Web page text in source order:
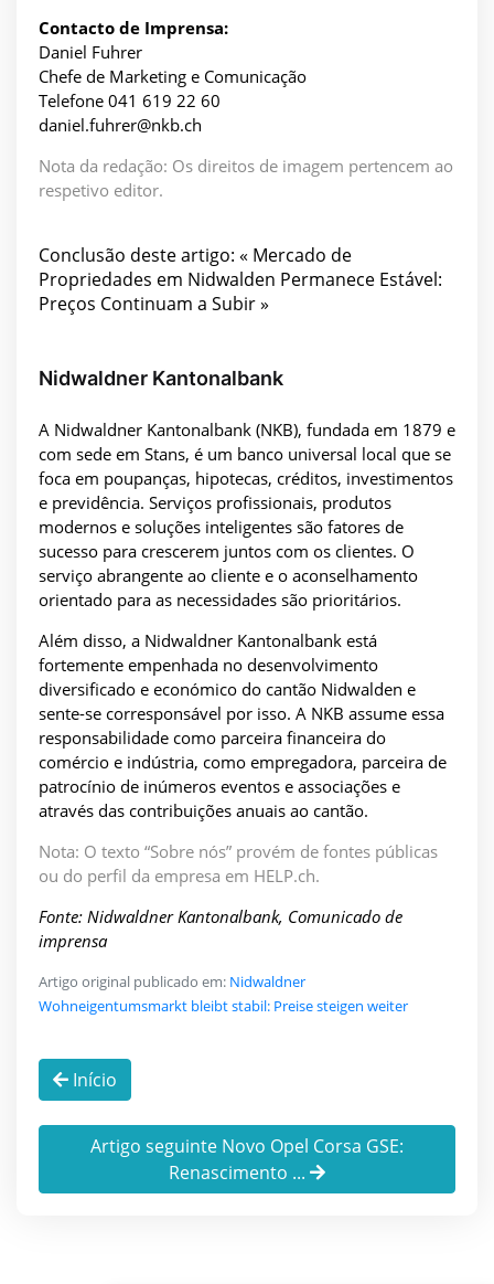
Contacto de Imprensa:
Daniel Fuhrer
Chefe de Marketing e Comunicação
Telefone 041 619 22 60
daniel.fuhrer@nkb.ch
Nota da redação: Os direitos de imagem pertencem ao
respetivo editor.
Conclusão deste artigo: « Mercado de
Propriedades em Nidwalden Permanece Estável:
Preços Continuam a Subir »
Nidwaldner Kantonalbank
A Nidwaldner Kantonalbank (NKB), fundada em 1879 e
com sede em Stans, é um banco universal local que se
foca em poupanças, hipotecas, créditos, investimentos
e previdência. Serviços profissionais, produtos
modernos e soluções inteligentes são fatores de
sucesso para crescerem juntos com os clientes. O
serviço abrangente ao cliente e o aconselhamento
orientado para as necessidades são prioritários.
Além disso, a Nidwaldner Kantonalbank está
fortemente empenhada no desenvolvimento
diversificado e económico do cantão Nidwalden e
sente-se corresponsável por isso. A NKB assume essa
responsabilidade como parceira financeira do
comércio e indústria, como empregadora, parceira de
patrocínio de inúmeros eventos e associações e
através das contribuições anuais ao cantão.
Nota: O texto “Sobre nós” provém de fontes públicas
ou do perfil da empresa em HELP.ch.
Fonte: Nidwaldner Kantonalbank, Comunicado de
imprensa
Artigo original publicado em: Nidwaldner
Wohneigentumsmarkt bleibt stabil: Preise steigen weiter
Início
Artigo seguinte Novo Opel Corsa GSE:
Renascimento ...